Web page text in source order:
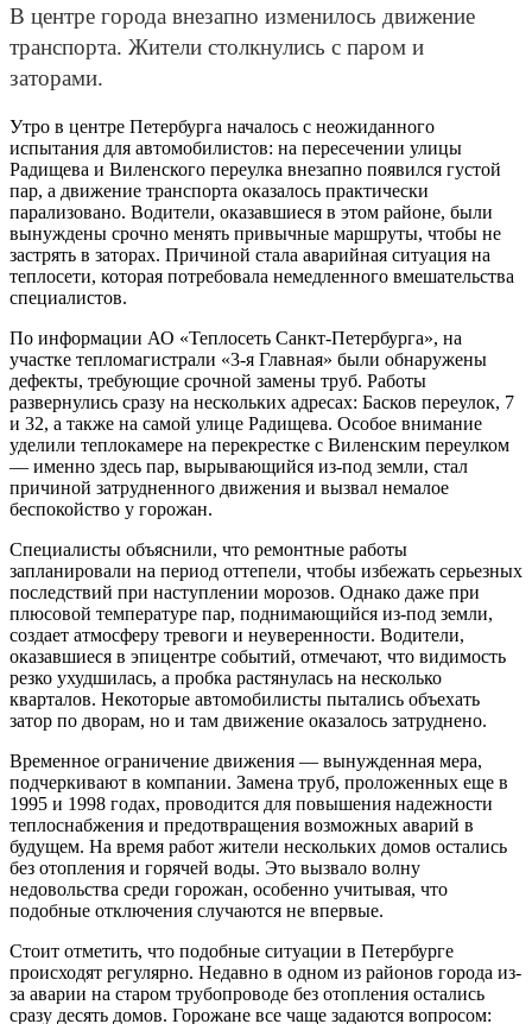
В центре города внезапно изменилось движение
транспорта. Жители столкнулись с паром и
заторами.
Утро в центре Петербурга началось с неожиданного
испытания для автомобилистов: на пересечении улицы
Радищева и Виленского переулка внезапно появился густой
пар, а движение транспорта оказалось практически
парализовано. Водители, оказавшиеся в этом районе, были
вынуждены срочно менять привычные маршруты, чтобы не
застрять в заторах. Причиной стала аварийная ситуация на
теплосети, которая потребовала немедленного вмешательства
специалистов.
По информации АО «Теплосеть Санкт-Петербурга», на
участке тепломагистрали «3-я Главная» были обнаружены
дефекты, требующие срочной замены труб. Работы
развернулись сразу на нескольких адресах: Басков переулок, 7
и 32, а также на самой улице Радищева. Особое внимание
уделили теплокамере на перекрестке с Виленским переулком
— именно здесь пар, вырывающийся из-под земли, стал
причиной затрудненного движения и вызвал немалое
беспокойство у горожан.
Специалисты объяснили, что ремонтные работы
запланировали на период оттепели, чтобы избежать серьезных
последствий при наступлении морозов. Однако даже при
плюсовой температуре пар, поднимающийся из-под земли,
создает атмосферу тревоги и неуверенности. Водители,
оказавшиеся в эпицентре событий, отмечают, что видимость
резко ухудшилась, а пробка растянулась на несколько
кварталов. Некоторые автомобилисты пытались объехать
затор по дворам, но и там движение оказалось затруднено.
Временное ограничение движения — вынужденная мера,
подчеркивают в компании. Замена труб, проложенных еще в
1995 и 1998 годах, проводится для повышения надежности
теплоснабжения и предотвращения возможных аварий в
будущем. На время работ жители нескольких домов остались
без отопления и горячей воды. Это вызвало волну
недовольства среди горожан, особенно учитывая, что
подобные отключения случаются не впервые.
Стоит отметить, что подобные ситуации в Петербурге
происходят регулярно. Недавно в одном из районов города из-
за аварии на старом трубопроводе без отопления остались
сразу десять домов. Горожане все чаще задаются вопросом: